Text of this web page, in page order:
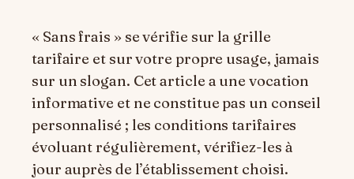
« Sans frais » se vérifie sur la grille
tarifaire et sur votre propre usage, jamais
sur un slogan. Cet article a une vocation
informative et ne constitue pas un conseil
personnalisé ; les conditions tarifaires
évoluant régulièrement, vérifiez-les à
jour auprès de l’établissement choisi.